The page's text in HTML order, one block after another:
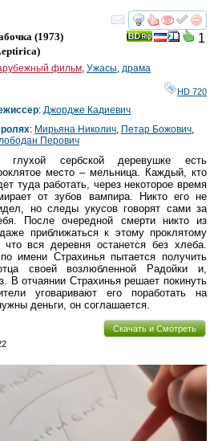
смотреть
1
(1973)
)
фильм, Ужасы, драма
HD 720
: Джордже Кадиевич
: Мирьяна Николич, Петар Божович,
Перович
глухой сербской деревушке есть
место – мельница. Каждый, кто
туда работать, через некоторое время
от зубов вампира. Никто его не
но следы укусов говорят сами за
После очередной смерти никто из
приближаться к этому проклятому
вся деревня останется без хлеба.
имени Страхинья пытается получить
своей возлюбленной Радойки и,
В отчаянии Страхинья решает покинуть
уговаривают его поработать на
деньги, он соглашается.
Скачать и Смотреть